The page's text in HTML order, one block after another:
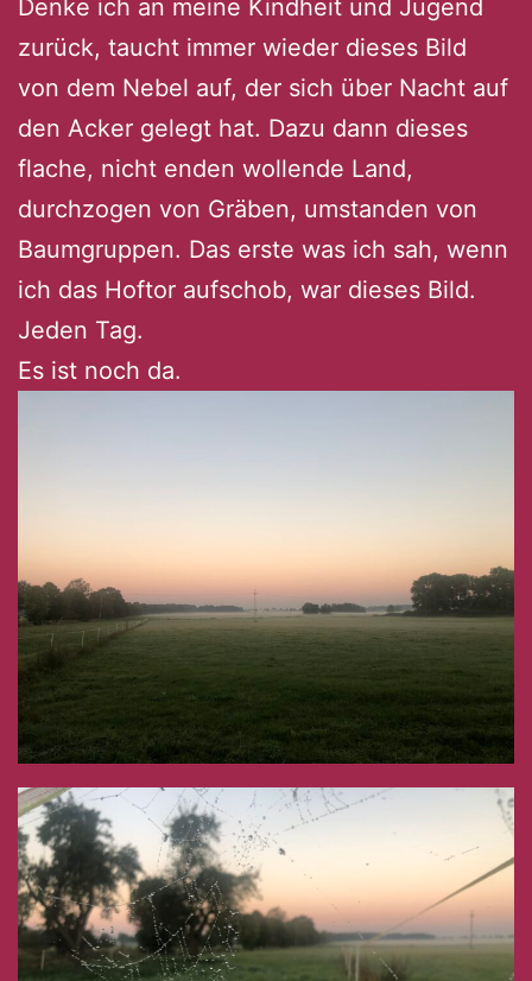
Denke ich an meine Kindheit und Jugend
zurück, taucht immer wieder dieses Bild
von dem Nebel auf, der sich über Nacht auf
den Acker gelegt hat. Dazu dann dieses
flache, nicht enden wollende Land,
durchzogen von Gräben, umstanden von
Baumgruppen. Das erste was ich sah, wenn
ich das Hoftor aufschob, war dieses Bild.
Jeden Tag.
Es ist noch da.